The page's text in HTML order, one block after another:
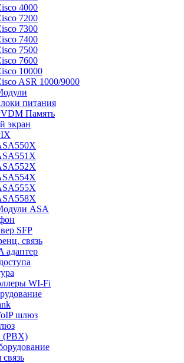
4000
7200
7300
7400
7500
7600
10000
ASR 1000/9000
питания
Память
экран
ASA
SFP
связь
адаптер
WI-Fi
шлюз
(PBX)